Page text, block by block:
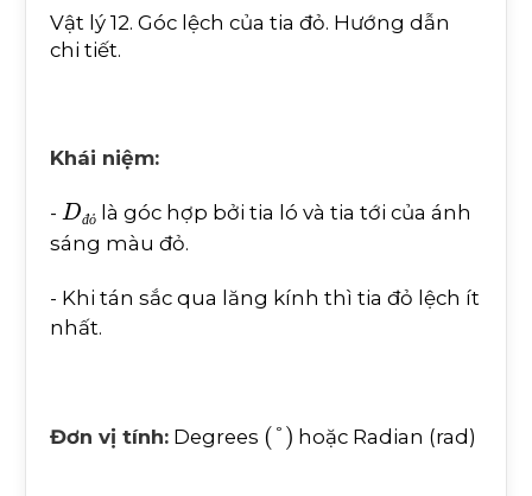
Vật lý 12. Góc lệch của tia đỏ. Hướng dẫn
chi tiết.
Khái niệm:
- D ỏ
là góc hợp bởi tia ló và tia tới của ánh
sáng màu đỏ.
- Khi tán sắc qua lăng kính thì tia đỏ lệch ít
nhất.
Đơn vị tính: Degrees ° hoặc Radian (rad)